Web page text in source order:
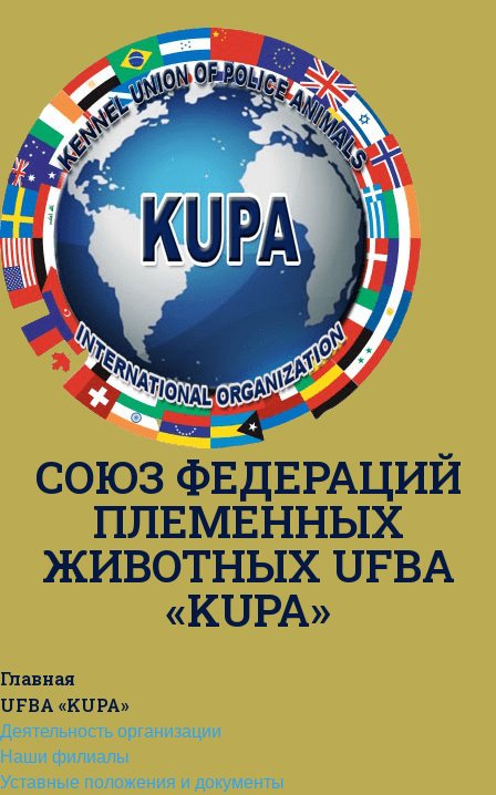
СОЮЗ ФЕДЕРАЦИЙ
ПЛЕМЕННЫХ
ЖИВОТНЫХ UFBA
«KUPA»
Главная
UFBA «KUPA»
Деятельность организации
Наши филиалы
Уставные положения и документы